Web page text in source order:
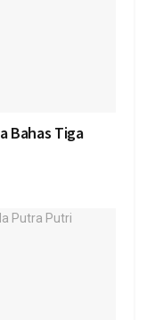
Bahas Tiga